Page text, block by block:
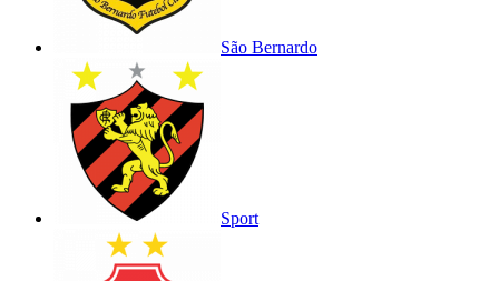
São Bernardo
Sport